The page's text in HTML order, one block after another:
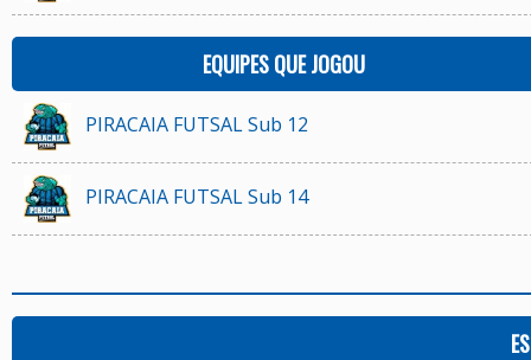
EQUIPES QUE JOGOU
PIRACAIA FUTSAL Sub 12
PIRACAIA FUTSAL Sub 14